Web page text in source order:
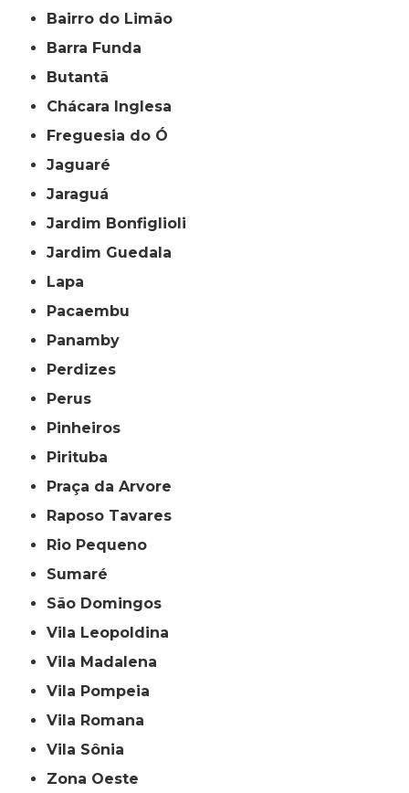
Bairro do Limão
Barra Funda
Butantã
Chácara Inglesa
Freguesia do Ó
Jaguaré
Jaraguá
Jardim Bonfiglioli
Jardim Guedala
Lapa
Pacaembu
Panamby
Perdizes
Perus
Pinheiros
Pirituba
Praça da Arvore
Raposo Tavares
Rio Pequeno
Sumaré
São Domingos
Vila Leopoldina
Vila Madalena
Vila Pompeia
Vila Romana
Vila Sônia
Zona Oeste